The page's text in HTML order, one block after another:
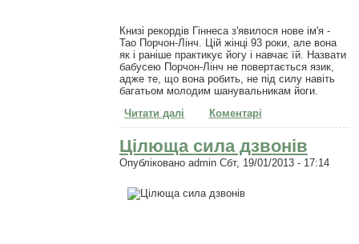
Книзі рекордів Гіннеса з'явилося нове ім'я -
Тао Порчон-Лінч. Цій жінці 93 роки, але вона
як і раніше практикує йогу і навчає їй. Назвати
бабусею Порчон-Лінч не повертається язик,
адже те, що вона робить, не під силу навіть
багатьом молодим шанувальникам йоги.
Читати далі про Тао Порчон-Лінч -
найстарший вчитель йоги
Коментарі
Цілюща сила дзвонів
Опубліковано adminСбт, 19/01/2013 - 17:14